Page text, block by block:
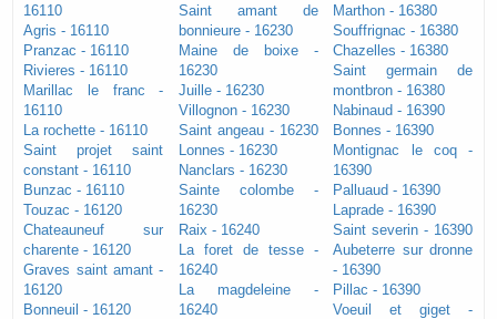
16110
Agris - 16110
Pranzac - 16110
Rivieres - 16110
Marillac le franc -
16110
La rochette - 16110
Saint projet saint
constant - 16110
Bunzac - 16110
Touzac - 16120
Chateauneuf sur
charente - 16120
Graves saint amant -
16120
Bonneuil - 16120
Saint amant de
bonnieure - 16230
Maine de boixe -
16230
Juille - 16230
Villognon - 16230
Saint angeau - 16230
Lonnes - 16230
Nanclars - 16230
Sainte colombe -
16230
Raix - 16240
La foret de tesse -
16240
La magdeleine -
16240
Marthon - 16380
Souffrignac - 16380
Chazelles - 16380
Saint germain de
montbron - 16380
Nabinaud - 16390
Bonnes - 16390
Montignac le coq -
16390
Palluaud - 16390
Laprade - 16390
Saint severin - 16390
Aubeterre sur dronne
- 16390
Pillac - 16390
Voeuil et giget -